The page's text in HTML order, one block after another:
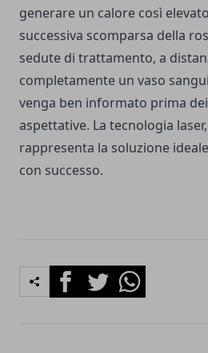
generare un calore così
successiva scomparsa della
sedute di trattamento, a
completamente un vaso
venga ben informato prima
aspettative. La tecnologia
rappresenta la soluzione
con successo.
FacebookTwitterWhatsapp